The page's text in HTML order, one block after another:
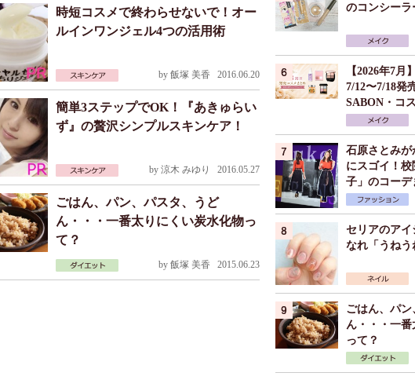
時短コスメで終わらせないで！オー
ルインワンジェル4つの活用術
by 飯塚 美香 2016.06.20
簡単3ステップでOK！『あきゅらい
ず』の贅沢シンプルスキンケア！
by 涼木 みゆり 2016.05.27
ごはん、パン、パスタ、うど
ん・・・一番太りにくい炭水化物っ
て？
by 飯塚 美香 2015.06.23
のコンシーラ
【2026年7月
7/12〜7/18発
SABON・コ
石原さとみ
にスゴイ！
子」のコーデ
セリアのアイ
なれ「うねう
ごはん、パ
ん・・・一
って？